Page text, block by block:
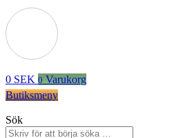
0 SEK 0 Varukorg
Butiksmeny
Sök